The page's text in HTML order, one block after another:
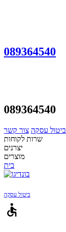
089364540
089364540
ביטול עסקה צור קשר
שרות לקוחות
יצרנים
מוצרים
בית
ביטול עסקה
accessible